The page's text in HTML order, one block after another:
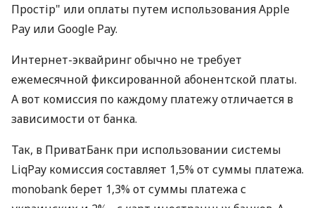
Простір" или оплаты путем использования Apple
Pay или Google Pay.
Интернет-эквайринг обычно не требует
ежемесячной фиксированной абонентской платы.
А вот комиссия по каждому платежу отличается в
зависимости от банка.
Так, в ПриватБанк при использовании системы
LiqPay комиссия составляет 1,5% от суммы платежа.
monobank берет 1,3% от суммы платежа с